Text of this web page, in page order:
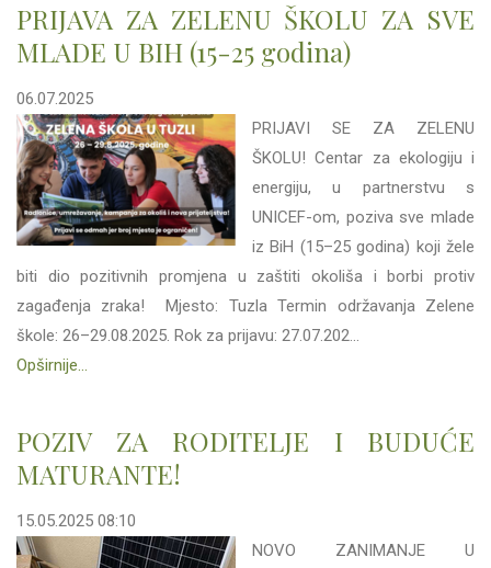
PRIJAVA ZA ZELENU ŠKOLU ZA SVE
MLADE U BIH (15-25 godina)
06.07.2025
PRIJAVI SE ZA ZELENU
ŠKOLU! Centar za ekologiju i
energiju, u partnerstvu s
UNICEF-om, poziva sve mlade
iz BiH (15–25 godina) koji žele
biti dio pozitivnih promjena u zaštiti okoliša i borbi protiv
zagađenja zraka! Mjesto: Tuzla Termin održavanja Zelene
škole: 26–29.08.2025. Rok za prijavu: 27.07.202...
Opširnije...
POZIV ZA RODITELJE I BUDUĆE
MATURANTE!
15.05.2025 08:10
NOVO ZANIMANJE U